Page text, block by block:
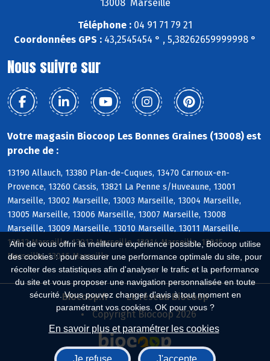
Afin de vous offrir la meilleure expérience possible, Biocoop utilise
des cookies : pour assurer une performance optimale du site, pour
récolter des statistiques afin d'analyser le trafic et la performance
du site et vous proposer une navigation personnalisée en toute
sécurité. Vous pouvez changer d'avis à tout moment en
paramétrant vos cookies. OK pour vous ?
En savoir plus et paramétrer les cookies
Je refuse J'accepte
13008 Marseille
Téléphone : 04 91 71 79 21
Coordonnées GPS : 43,2545454 ° , 5,38262659999998 °
Nous suivre sur
Votre magasin Biocoop Les Bonnes Graines (13008) est
proche de :
13190 Allauch, 13380 Plan-de-Cuques, 13470 Carnoux-en-
Provence, 13260 Cassis, 13821 La Penne s/Huveaune, 13001
Marseille, 13002 Marseille, 13003 Marseille, 13004 Marseille,
13005 Marseille, 13006 Marseille, 13007 Marseille, 13008
Marseille, 13009 Marseille, 13010 Marseille, 13011 Marseille,
13012 Marseille, 13013 Marseille, 13014 Marseille, 13015
Marseille, 13016 Marseille
Biocoop.fr
Le réseau Biocoop
Copyright Biocoop 2026